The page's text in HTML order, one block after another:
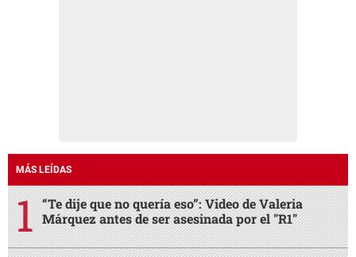
MÁS LEÍDAS
“Te dije que no quería eso”: Video de Valeria
Márquez antes de ser asesinada por el "R1"